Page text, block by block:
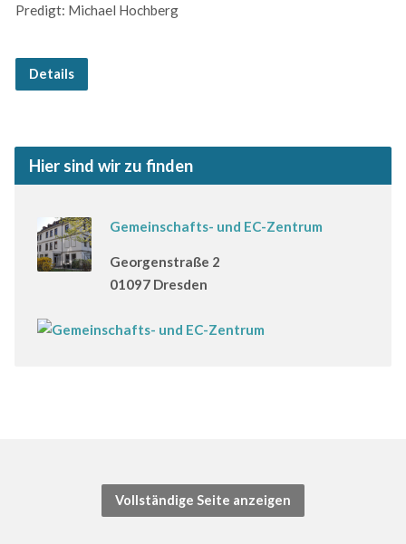
Predigt: Michael Hochberg
Details
Hier sind wir zu finden
Gemeinschafts- und EC-Zentrum
Georgenstraße 2
01097 Dresden
Vollständige Seite anzeigen